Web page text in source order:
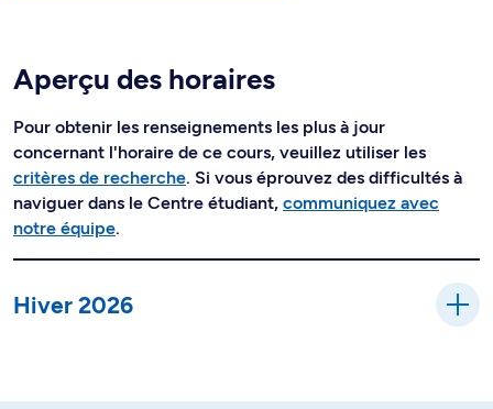
Aperçu des horaires
Pour obtenir les renseignements les plus à jour
concernant l'horaire de ce cours, veuillez utiliser les
critères de recherche. Si vous éprouvez des difficultés à
naviguer dans le Centre étudiant, communiquez avec
notre équipe.
Hiver 2026